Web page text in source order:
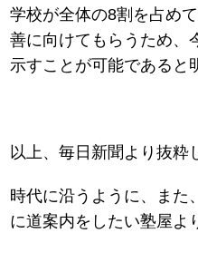
学校が全体の8割を占め
善に向けてもらうため、
示すことが可能であると
以上、毎日新聞より抜粋
時代に沿うように、また
に道案内をしたい塾屋よ